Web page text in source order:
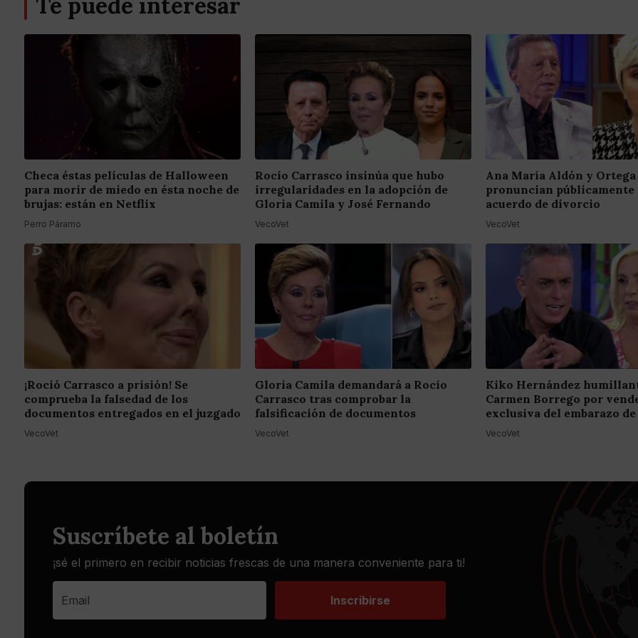
Checa éstas películas de Halloween
para morir de miedo en ésta noche de
brujas: están en Netflix
Perro Páramo
Rocío Carrasco insinúa que hubo
irregularidades en la adopción de
Gloria Camila y José Fernando
VecoVet
Ana María Aldón y Ortega
pronuncian públicamente
acuerdo de divorcio
VecoVet
¡Roció Carrasco a prisión! Se
comprueba la falsedad de los
documentos entregados en el juzgado
VecoVet
Gloria Camila demandará a Rocío
Carrasco tras comprobar la
falsificación de documentos
VecoVet
Kiko Hernández
Carmen Borrego por
exclusiva del embarazo
VecoVet
Suscríbete al boletín
¡sé el primero en recibir noticias frescas de una manera conveniente para ti!
Inscribirse